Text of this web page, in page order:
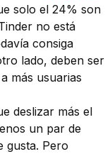
solo el 24% son
no está
consiga
lado, deben ser
más usuarias
deslizar más el
un par de
gusta. Pero